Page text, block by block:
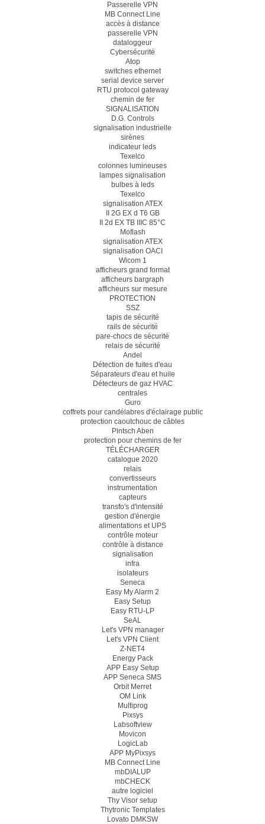
Passerelle VPN
MB Connect Line
accès à distance
passerelle VPN
dataloggeur
Cybersécurité
Atop
switches ethernet
serial device server
RTU protocol gateway
chemin de fer
SIGNALISATION
D.G. Controls
signalisation industrielle
sirènes
indicateur leds
Texelco
colonnes lumineuses
lampes signalisation
bulbes à leds
Texelco
signalisation ATEX
II 2G EX d T6 GB
II 2d EX TB IIIC 85°C
Moflash
signalisation ATEX
signalisation OACI
Wicom 1
afficheurs grand format
afficheurs bargraph
afficheurs sur mesure
PROTECTION
SSZ
tapis de sécurité
rails de sécurité
pare-chocs de sécurité
relais de sécurité
Andel
Détection de fuites d'eau
Séparateurs d'eau et huile
Détecteurs de gaz HVAC
centrales
Guro
coffrets pour candélabres d'éclairage public
protection caoutchouc de câbles
Pintsch Aben
protection pour chemins de fer
TÉLÉCHARGER
catalogue 2020
relais
convertisseurs
instrumentation
capteurs
transfo's d'intensité
gestion d'énergie
alimentations et UPS
contrôle moteur
contrôle à distance
signalisation
infra
isolateurs
Seneca
Easy My Alarm 2
Easy Setup
Easy RTU-LP
SeAL
Let's VPN manager
Let's VPN Client
Z-NET4
Energy Pack
APP Easy Setup
APP Seneca SMS
Orbit Merret
OM Link
Multiprog
Pixsys
Labsoftview
Movicon
LogicLab
APP MyPixsys
MB Connect Line
mbDIALUP
mbCHECK
autre logiciel
Thy Visor setup
Thytronic Templates
Lovato DMKSW